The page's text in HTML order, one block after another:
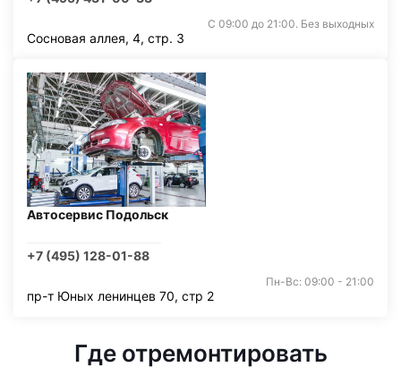
С 09:00 до 21:00. Без выходных
Сосновая аллея, 4, стр. 3
Автосервис Подольск
+7 (495) 128-01-88
Пн-Вс: 09:00 - 21:00
пр-т Юных ленинцев 70, стр 2
Где отремонтировать